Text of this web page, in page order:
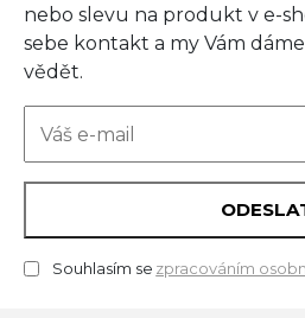
nebo slevu na produkt v e-
sebe kontakt a my Vám
vědět.
Souhlasím se zpracováním